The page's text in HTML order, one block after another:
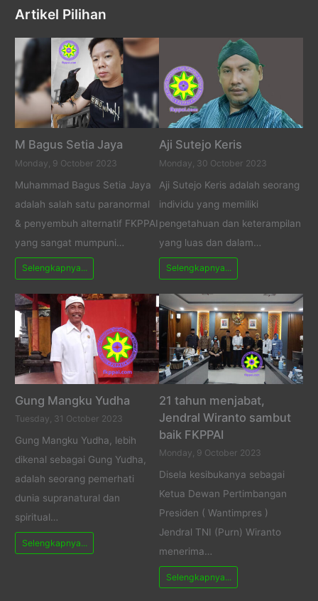
Artikel Pilihan
M Bagus Setia Jaya
Monday, 9 October 2023
Muhammad Bagus Setia Jaya
adalah salah satu paranormal
& penyembuh alternatif FKPPAI
yang sangat mumpuni…
Selengkapnya...
Aji Sutejo Keris
Monday, 30 October 2023
Aji Sutejo Keris adalah seorang
individu yang memiliki
pengetahuan dan keterampilan
yang luas dan dalam…
Selengkapnya...
Gung Mangku Yudha
Tuesday, 31 October 2023
Gung Mangku Yudha, lebih
dikenal sebagai Gung Yudha,
adalah seorang pemerhati
dunia supranatural dan
spiritual…
Selengkapnya...
21 tahun menjabat,
Jendral Wiranto sambut
baik FKPPAI
Monday, 9 October 2023
Disela kesibukanya sebagai
Ketua Dewan Pertimbangan
Presiden ( Wantimpres )
Jendral TNI (Purn) Wiranto
menerima…
Selengkapnya...